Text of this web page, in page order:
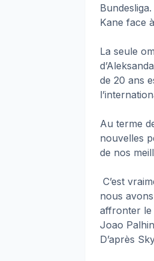
Kane face
La seule
de 20 ans
Au terme
nouvelles
de nos
C’est
nous
affronter le
Joao
D’après